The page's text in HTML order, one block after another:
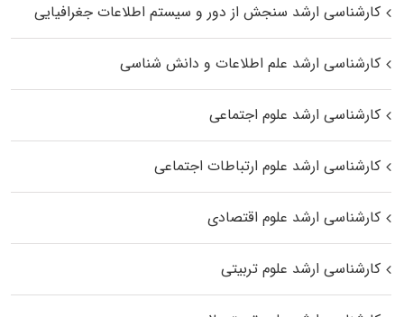
کارشناسی ارشد سنجش از دور و سیستم اطلاعات جغرافیایی
کارشناسی ارشد علم اطلاعات و دانش شناسی
کارشناسی ارشد علوم اجتماعی
کارشناسی ارشد علوم ارتباطات اجتماعی
کارشناسی ارشد علوم اقتصادی
کارشناسی ارشد علوم تربیتی